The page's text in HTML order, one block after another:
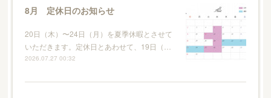
8月 定休日のお知らせ
20日（木）〜24日（月）を夏季休暇とさせて
いただきます。定休日とあわせて、19日（…
2026.07.27 00:32